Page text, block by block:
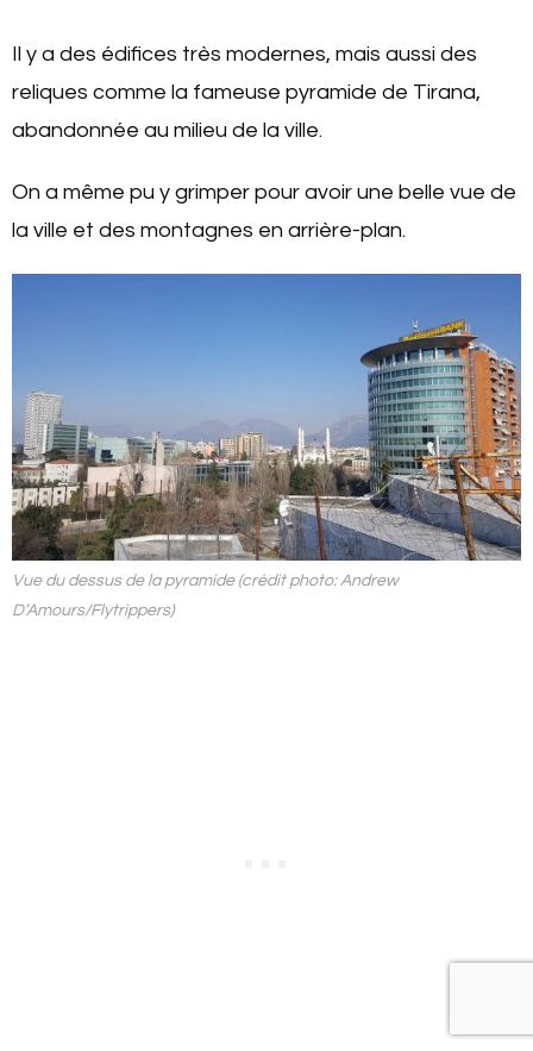
Il y a des édifices très modernes, mais aussi des
reliques comme la fameuse pyramide de Tirana,
abandonnée au milieu de la ville.
On a même pu y grimper pour avoir une belle vue de
la ville et des montagnes en arrière-plan.
Vue du dessus de la pyramide (crédit photo: Andrew
D’Amours/Flytrippers)